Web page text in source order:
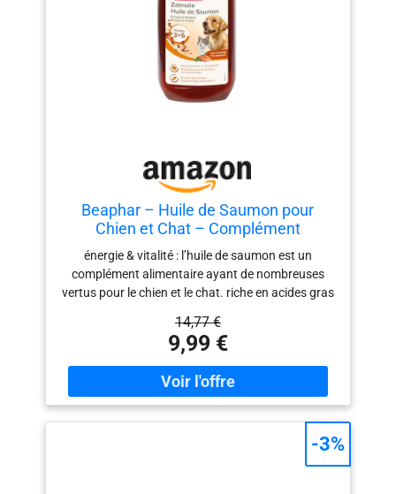
Beaphar – Huile de Saumon pour
Chien et Chat – Complément
Alimentaire – Omega 3 et 6 –
Bénéfique sur Le système Cardio-
vasculaire, Le Pelage et Les
articulations – Apport énergétique –
430 ML
énergie & vitalité : l’huile de saumon est un
complément alimentaire ayant de nombreuses
vertus pour le chien et le chat. riche en acides gras
l’animal. pour une excellente santé :
recommandée pour un pelage brillant, elle
soutient le fonctionnement du système
cardiovasculaire et favorise la mobilité des
articulations chez nos chiens et nos chats.
conseils d’utilisation : administrer l'huile 1 fois par
jour sur la nourriture ou bien directement dans la
14,77 €
9,99 €
-3%